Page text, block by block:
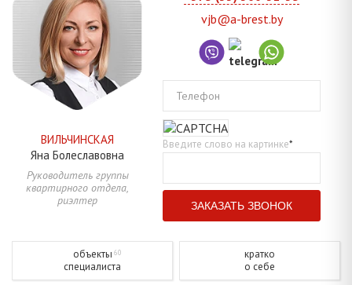
ВИЛЬЧИНСКАЯ
Яна Болеславовна
Руководитель группы
квартирного отдела,
риэлтер
vjb@a-brest.by
Телефон
Введите слово на картинке*
объекты 60
специалиста
кратко
о себе